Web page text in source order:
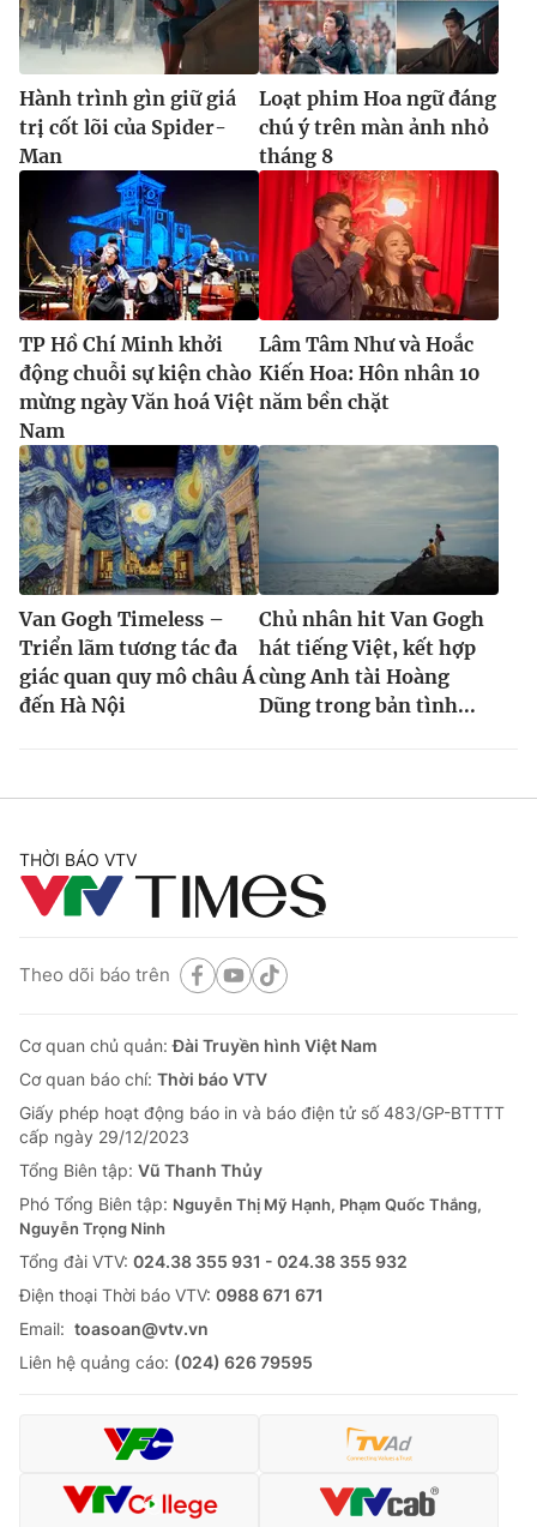
Hành trình gìn giữ giá
trị cốt lõi của Spider-
Man
Loạt phim Hoa ngữ đáng
chú ý trên màn ảnh nhỏ
tháng 8
TP Hồ Chí Minh khởi
động chuỗi sự kiện chào
mừng ngày Văn hoá Việt
Nam
Lâm Tâm Như và Hoắc
Kiến Hoa: Hôn nhân 10
năm bền chặt
Van Gogh Timeless –
Triển lãm tương tác đa
giác quan quy mô châu Á
đến Hà Nội
Chủ nhân hit Van Gogh
hát tiếng Việt, kết hợp
cùng Anh tài Hoàng
Dũng trong bản tình...
THỜI BÁO VTV
Theo dõi báo trên
Cơ quan chủ quản:Đài Truyền hình Việt Nam
Cơ quan báo chí: Thời báo VTV
Giấy phép hoạt động báo in và báo điện tử số 483/GP-BTTTT
cấp ngày 29/12/2023
Tổng Biên tập: Vũ Thanh Thủy
Phó Tổng Biên tập: Nguyễn Thị Mỹ Hạnh, Phạm Quốc Thắng,
Nguyễn Trọng Ninh
Tổng đài VTV: 024.38 355 931 - 024.38 355 932
Ðiện thoại Thời báo VTV: 0988 671 671
Email: toasoan@vtv.vn
Liên hệ quảng cáo: (024) 626 79595